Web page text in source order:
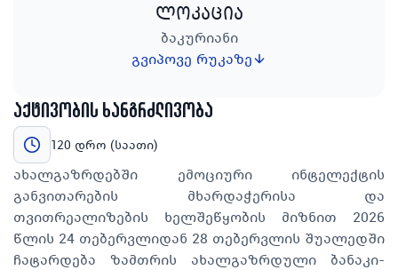
ლოკაცია
ბაკურიანი
გვიპოვე რუკაზე
აქტივობის ხანგრძლივობა
120 დრო (საათი)
ახალგაზრდებში ემოციური ინტელექტის
განვითარების მხარდაჭერისა და
თვითრეალიზების ხელშეწყობის მიზნით 2026
წლის 24 თებერვლიდან 28 თებერვლის შუალედში
ჩატარდება ზამთრის ახალგაზრდული ბანაკი-